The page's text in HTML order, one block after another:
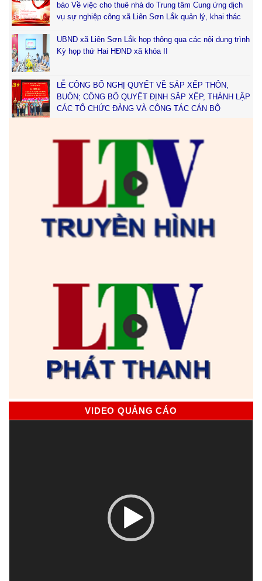
báo Về việc cho thuê nhà do Trung tâm Cung ứng dịch
vụ sự nghiệp công xã Liên Sơn Lắk quản lý, khai thác
UBND xã Liên Sơn Lắk họp thông qua các nội dung trình
Kỳ họp thứ Hai HĐND xã khóa II
LỄ CÔNG BỐ NGHỊ QUYẾT VỀ SẮP XẾP THÔN,
BUÔN; CÔNG BỐ QUYẾT ĐỊNH SẮP XẾP, THÀNH LẬP
CÁC TỔ CHỨC ĐẢNG VÀ CÔNG TÁC CÁN BỘ
VIDEO QUẢNG CÁO